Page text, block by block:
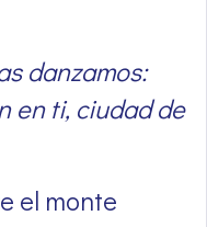
danzamos:
en ti, ciudad de
el monte